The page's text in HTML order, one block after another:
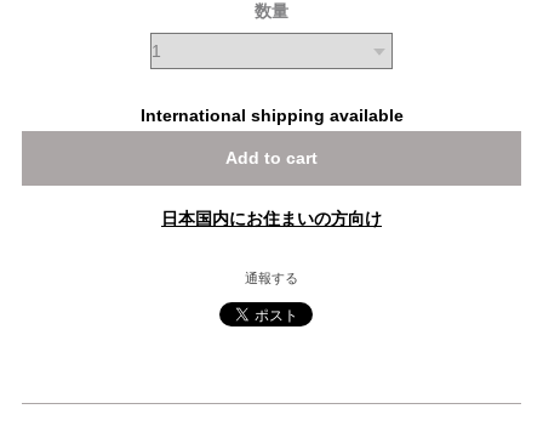
数量
International shipping available
Add to cart
日本国内にお住まいの方向け
通報する